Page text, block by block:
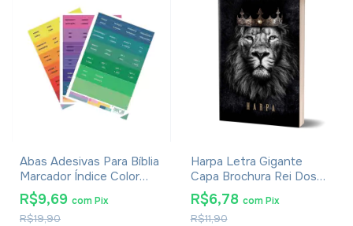
Abas Adesivas Para Bíblia
Marcador Índice Color
Pacote Com 3
R$19,90
R$9,69 comPix
Harpa Letra Gigante
Capa Brochura Rei Dos
Reis
R$11,90
R$6,78 com Pix